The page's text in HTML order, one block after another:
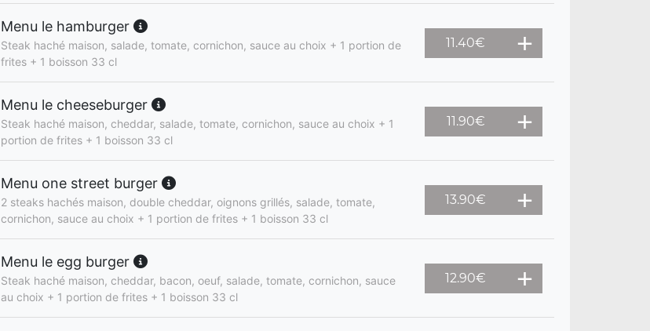
Menu le hamburger
Steak haché maison, salade, tomate, cornichon, sauce au choix + 1 portion de
frites + 1 boisson 33 cl
11.40€
Menu le cheeseburger
Steak haché maison, cheddar, salade, tomate, cornichon, sauce au choix + 1
portion de frites + 1 boisson 33 cl
11.90€
Menu one street burger
2 steaks hachés maison, double cheddar, oignons grillés, salade, tomate,
cornichon, sauce au choix + 1 portion de frites + 1 boisson 33 cl
13.90€
Menu le egg burger
Steak haché maison, cheddar, bacon, oeuf, salade, tomate, cornichon, sauce
au choix + 1 portion de frites + 1 boisson 33 cl
12.90€